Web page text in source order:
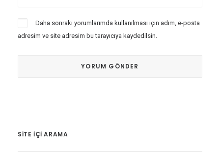
Daha sonraki yorumlarımda kullanılması için adım, e-posta
adresim ve site adresim bu tarayıcıya kaydedilsin.
SITE IÇI ARAMA